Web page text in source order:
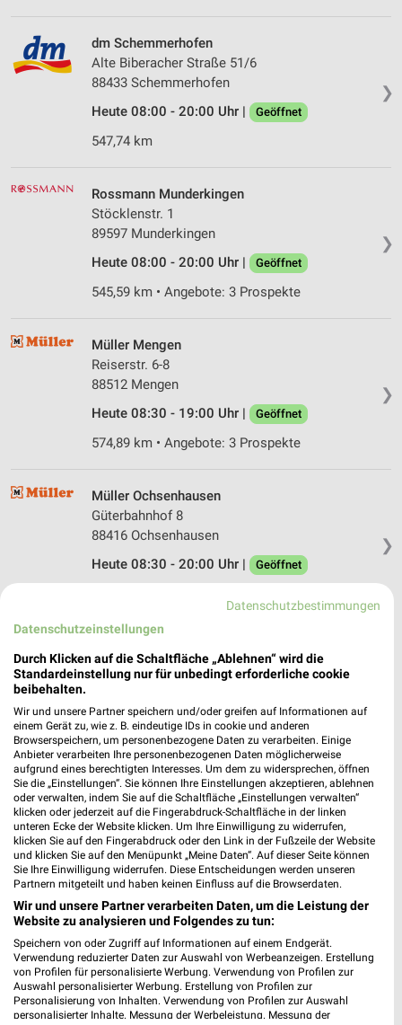
❯
dm Schemmerhofen
Alte Biberacher Straße 51/6
88433 Schemmerhofen
Heute 08:00 - 20:00 Uhr |
Geöffnet
547,74 km
❯
Rossmann Munderkingen
Stöcklenstr. 1
89597 Munderkingen
Heute 08:00 - 20:00 Uhr |
Geöffnet
545,59 km • Angebote: 3 Prospekte
❯
Müller Mengen
Reiserstr. 6-8
88512 Mengen
Heute 08:30 - 19:00 Uhr |
Geöffnet
574,89 km • Angebote: 3 Prospekte
❯
Müller Ochsenhausen
Güterbahnhof 8
88416 Ochsenhausen
Heute 08:30 - 20:00 Uhr |
Geöffnet
Pfisterstraße 65
Heute 08:00 - 20:00 Uhr | Geöffnet
538,62 km
Müller Ehingen
Marktstr. 1-3
89584 Ehingen
Heute 08:30 - 19:00 Uhr | Geöffnet
Rossmann Ehingen
Adolffstr. 46
89584 Ehingen
Heute 08:00 - 20:00 Uhr | Geöffnet
Datenschutzbestimmungen
Datenschutzeinstellungen
Durch Klicken auf die Schaltfläche „Ablehnen“ wird die
Standardeinstellung nur für unbedingt erforderliche cookie
beibehalten.
Wir und unsere Partner speichern und/oder greifen auf Informationen auf
einem Gerät zu, wie z. B. eindeutige IDs in cookie und anderen
Browserspeichern, um personenbezogene Daten zu verarbeiten. Einige
Anbieter verarbeiten Ihre personenbezogenen Daten möglicherweise
aufgrund eines berechtigten Interesses. Um dem zu widersprechen, öffnen
Sie die „Einstellungen“. Sie können Ihre Einstellungen akzeptieren, ablehnen
oder verwalten, indem Sie auf die Schaltfläche „Einstellungen verwalten“
klicken oder jederzeit auf die Fingerabdruck-Schaltfläche in der linken
unteren Ecke der Website klicken. Um Ihre Einwilligung zu widerrufen,
klicken Sie auf den Fingerabdruck oder den Link in der Fußzeile der Website
und klicken Sie auf den Menüpunkt „Meine Daten“. Auf dieser Seite können
Sie Ihre Einwilligung widerrufen. Diese Entscheidungen werden unseren
Partnern mitgeteilt und haben keinen Einfluss auf die Browserdaten.
Wir und unsere Partner verarbeiten Daten, um die Leistung der
Website zu analysieren und Folgendes zu tun:
Speichern von oder Zugriff auf Informationen auf einem Endgerät.
Verwendung reduzierter Daten zur Auswahl von Werbeanzeigen. Erstellung
von Profilen für personalisierte Werbung. Verwendung von Profilen zur
Auswahl personalisierter Werbung. Erstellung von Profilen zur
Personalisierung von Inhalten. Verwendung von Profilen zur Auswahl
personalisierter Inhalte. Messung der Werbeleistung. Messung der